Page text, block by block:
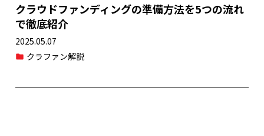
クラウドファンディングの準備方法を5つの流れ
で徹底紹介
2025.05.07
クラファン解説